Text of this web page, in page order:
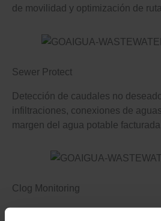
de movilidad y optimización de
Sewer Protect
Detección de caudales no
infiltraciones, conexiones de
margen del agua potable facturada.
Clog Monitoring